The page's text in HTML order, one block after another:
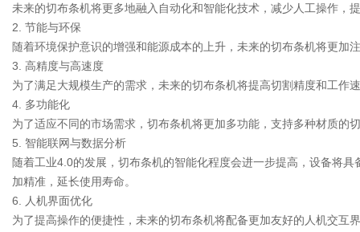
未来的切布条机将更多地融入自动化和智能化技术，减少人工操作
2. 节能与环保
随着环境保护意识的增强和能源成本的上升，未来的切布条机将更
3. 高精度与高速度
为了满足大规模生产的需求，未来的切布条机将提高切割精度和工
4. 多功能化
为了适应不同的市场需求，切布条机将更加多功能，支持多种材质
5. 智能联网与数据分析
随着工业4.0的发展，切布条机的智能化程度会进一步提高，设备将
加精准，延长使用寿命。
6. 人机界面优化
为了提高操作的便捷性，未来的切布条机将配备更加友好的人机交